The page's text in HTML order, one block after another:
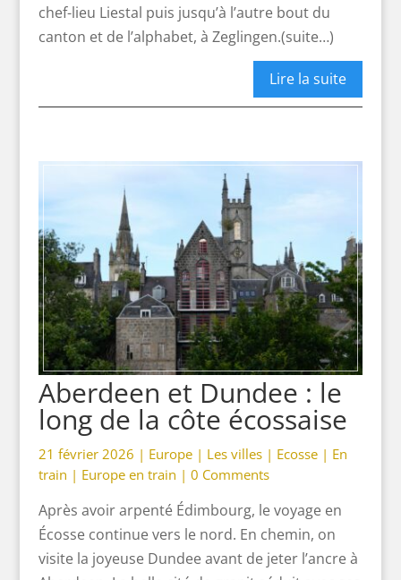
chef-lieu Liestal puis jusqu’à l’autre bout du
canton et de l’alphabet, à Zeglingen.(suite…)
Lire la suite
Aberdeen et Dundee : le
long de la côte écossaise
21 février 2026 | Europe| Les villes| Ecosse| En
train | Europe en train | 0 Comments
Après avoir arpenté Édimbourg, le voyage en
Écosse continue vers le nord. En chemin, on
visite la joyeuse Dundee avant de jeter l’ancre à